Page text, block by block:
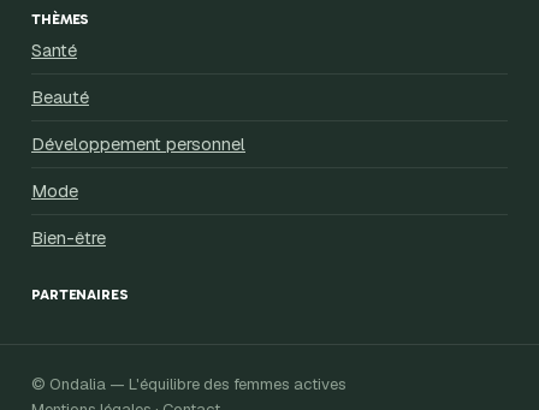
THÈMES
Santé
Beauté
Développement personnel
Mode
Bien-être
PARTENAIRES
© Ondalia — L'équilibre des femmes actives